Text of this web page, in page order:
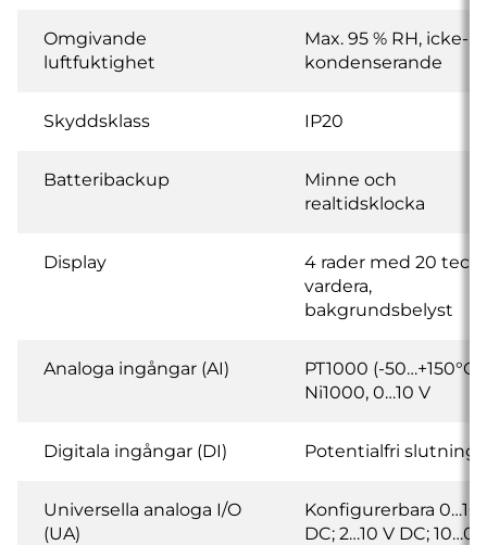
Omgivande
luftfuktighet
Max. 95 % RH, icke-
kondenserande
Skyddsklass IP20
Batteribackup
Minne och
realtidsklocka
Display
4 rader med 20
vardera,
bakgrundsbelyst
Analoga ingångar (AI)
PT1000 (-50…+150°C),
Ni1000, 0…10 V
Digitala ingångar (DI) Potentialfri slutning
Universella analoga I/O
(UA)
Konfigurerbara 0…10
DC; 2…10 V DC; 10…0